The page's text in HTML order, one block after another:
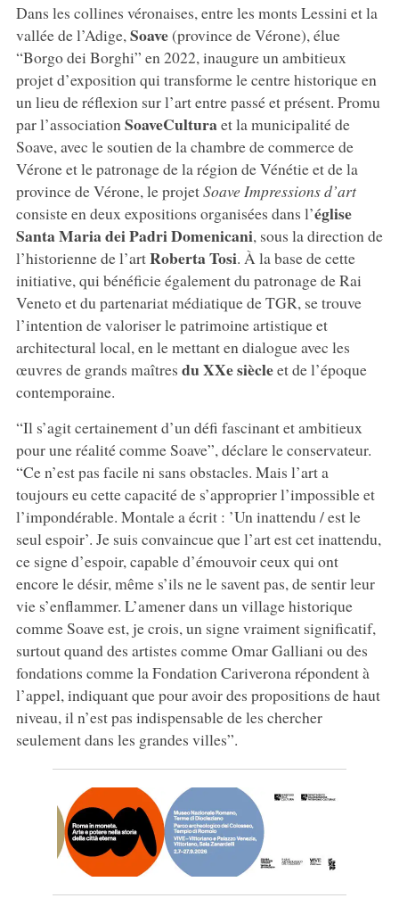
Dans les collines véronaises, entre les monts Lessini et la
vallée de l’Adige, Soave(province de Vérone), élue
“Borgo dei Borghi” en 2022, inaugure un ambitieux
projet d’exposition qui transforme le centre historique en
un lieu de réflexion sur l’art entre passé et présent. Promu
par l’association SoaveCulturaet la municipalité de
Soave, avec le soutien de la chambre de commerce de
Vérone et le patronage de la région de Vénétie et de la
province de Vérone, le projetSoave Impressions d’art
consiste en deux expositions organisées dans l’église
Santa Maria dei Padri Domenicani, sous la direction de
l’historienne de l’artRoberta Tosi. À la base de cette
initiative, qui bénéficie également du patronage de Rai
Veneto et du partenariat médiatique de TGR, se trouve
l’intention de valoriser le patrimoine artistique et
architectural local, en le mettant en dialogue avec les
œuvres de grands maîtres du XXe siècleet de l’époque
contemporaine.
“Il s’agit certainement d’un défi fascinant et ambitieux
pour une réalité comme Soave”, déclare le conservateur.
“Ce n’est pas facile ni sans obstacles. Mais l’art a
toujours eu cette capacité de s’approprier l’impossible et
l’impondérable. Montale a écrit : ’Un inattendu / est le
seul espoir’. Je suis convaincue que l’art est cet inattendu,
ce signe d’espoir, capable d’émouvoir ceux qui ont
encore le désir, même s’ils ne le savent pas, de sentir leur
vie s’enflammer. L’amener dans un village historique
comme Soave est, je crois, un signe vraiment significatif,
surtout quand des artistes comme Omar Galliani ou des
fondations comme la Fondation Cariverona répondent à
l’appel, indiquant que pour avoir des propositions de haut
niveau, il n’est pas indispensable de les chercher
seulement dans les grandes villes”.